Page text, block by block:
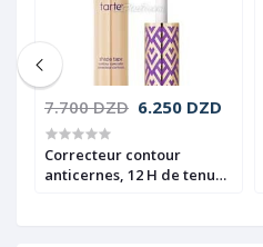
7.700 DZD 6.250 DZD
Correcteur contour
anticernes, 12 H de tenue,